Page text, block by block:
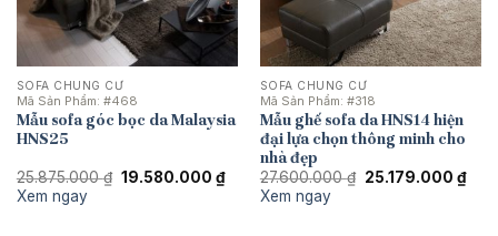
SOFA CHUNG CƯ
Mã Sản Phẩm: #468
Mẫu sofa góc bọc da Malaysia
HNS25
25.875.000₫ Giá
19.580.000 ₫Giá
hiện
Xem ngay
SOFA CHUNG CƯ
Mã Sản Phẩm: #318
Mẫu ghế sofa da HNS14 hiện
đại lựa chọn thông minh cho
nhà đẹp
27.600.000₫ Giá
25.179.000 ₫Giá
hiện
Xem ngay